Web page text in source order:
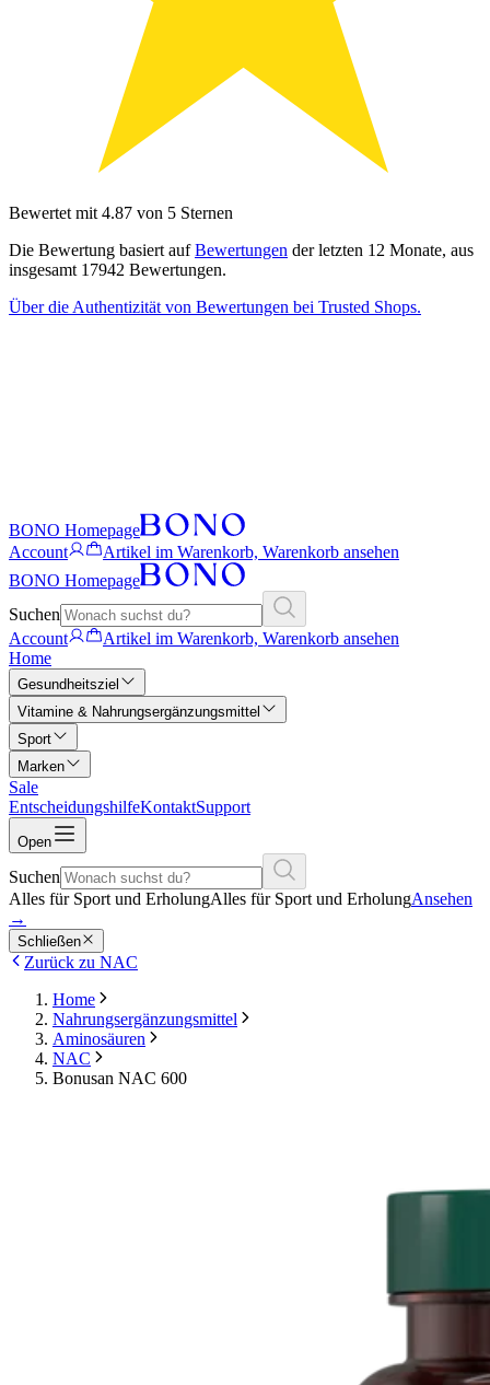
Bewertet mit 4.87 von 5 Sternen
Die Bewertung basiert aufBewertungen der letzten 12 Monate, aus
insgesamt 17942 Bewertungen.
Über die Authentizität von Bewertungen bei Trusted Shops.
BONO Homepage
Account
Artikel im Warenkorb, Warenkorb ansehen
BONO Homepage
Suchen
Account
Artikel im Warenkorb, Warenkorb ansehen
Home
Gesundheitsziel
Vitamine & Nahrungsergänzungsmittel
Sport
Marken
Sale
EntscheidungshilfeKontaktSupport
Open
Suchen
Alles für Sport und ErholungAlles für Sport und ErholungAnsehen
→
Schließen
Zurück zu NAC
Home
Nahrungsergänzungsmittel
Aminosäuren
NAC
Bonusan NAC 600